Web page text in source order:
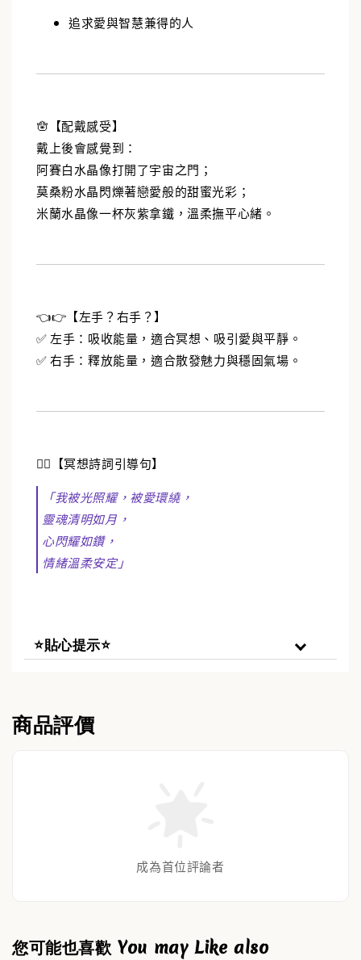
追求愛與智慧兼得的人
🪬【配戴感受】
戴上後會感覺到：
阿賽白水晶像打開了宇宙之門；
莫桑粉水晶閃爍著戀愛般的甜蜜光彩；
米蘭水晶像一杯灰紫拿鐵，溫柔撫平心緒。
👈👉【左手？右手？】
✅ 左手：吸收能量，適合冥想、吸引愛與平靜。
✅ 右手：釋放能量，適合散發魅力與穩固氣場。
🧘‍♂️【冥想詩詞引導句】
「我被光照耀，被愛環繞，
靈魂清明如月，
心閃耀如鑽，
情緒溫柔安定」
⭐貼心提示⭐
商品評價
成為首位評論者
您可能也喜歡 You may Like also